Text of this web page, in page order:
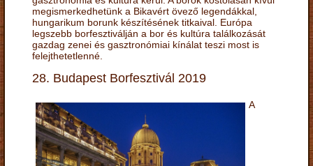
megismerkedhetünk a Bikavért övező legendákkal,
hungarikum borunk készítésének titkaival. Európa
legszebb borfesztiválján a bor és kultúra találkozását
gazdag zenei és gasztronómiai kínálat teszi most is
felejthetetlenné.
28. Budapest Borfesztivál 2019
A